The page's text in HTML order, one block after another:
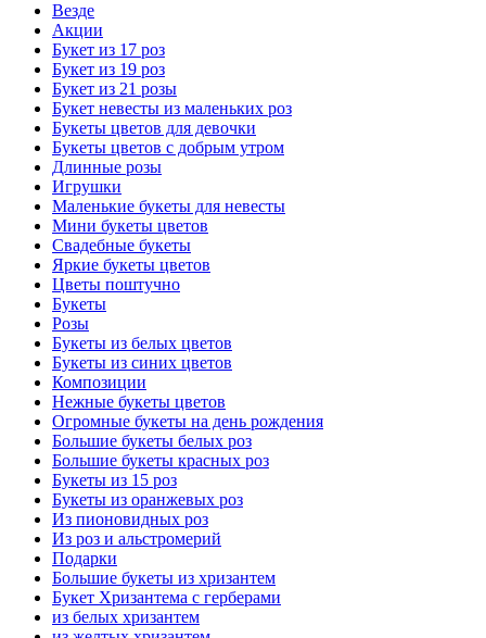
Везде
Акции
Букет из 17 роз
Букет из 19 роз
Букет из 21 розы
Букет невесты из маленьких роз
Букеты цветов для девочки
Букеты цветов с добрым утром
Длинные розы
Игрушки
Маленькие букеты для невесты
Мини букеты цветов
Свадебные букеты
Яркие букеты цветов
Цветы поштучно
Букеты
Розы
Букеты из белых цветов
Букеты из синих цветов
Композиции
Нежные букеты цветов
Огромные букеты на день рождения
Большие букеты белых роз
Большие букеты красных роз
Букеты из 15 роз
Букеты из оранжевых роз
Из пионовидных роз
Из роз и альстромерий
Подарки
Большие букеты из хризантем
Букет Хризантема с герберами
из белых хризантем